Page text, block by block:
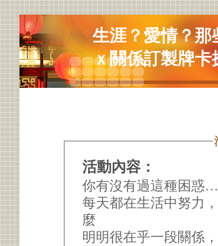
生涯？愛情？
ｘ關係訂製牌卡
活動內容：
你有沒有過這種困
每天都在生活中努力
麼
明明很在乎一段關係